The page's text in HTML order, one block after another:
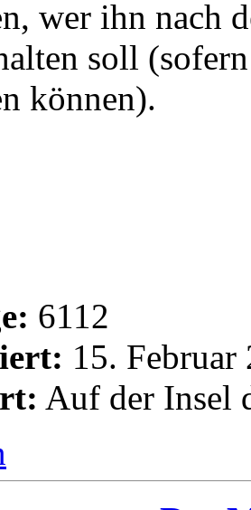
wer ihn nach
soll
können).
6112
15.
Auf der Insel